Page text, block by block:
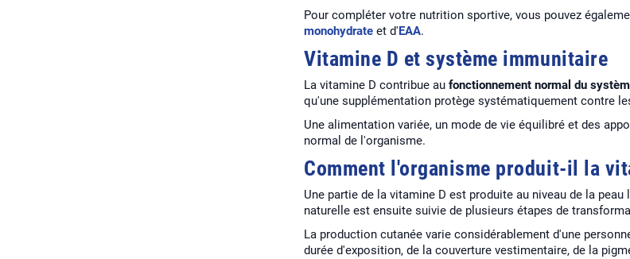
Pour compléter votre nutrition sportive, vous pouvez
monohydrate et d'EAA.
Vitamine D et système immunitaire
La vitamine D contribue au fonctionnement normal du
qu'une supplémentation protège systématiquement contre
Une alimentation variée, un mode de vie équilibré et des
normal de l'organisme.
Comment l'organisme produit-il la
Une partie de la vitamine D est produite au niveau de la
naturelle est ensuite suivie de plusieurs étapes de
La production cutanée varie considérablement d'une
durée d'exposition, de la couverture vestimentaire, de la